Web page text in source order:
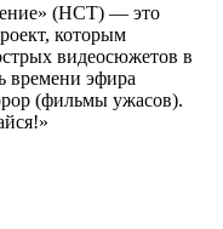
(НСТ) — это
которым
видеосюжетов в
времени эфира
(фильмы ужасов).